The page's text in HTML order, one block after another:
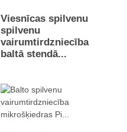
Viesnīcas spilvenu
spilvenu
vairumtirdzniecība
baltā stendā...